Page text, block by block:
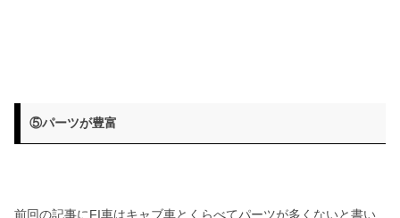
⑤パーツが豊富
前回の記事にFI車はキャブ車とくらべてパーツが多くないと書い